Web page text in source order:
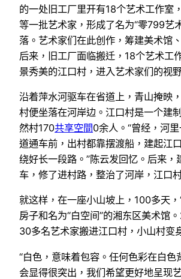
的一处旧工厂里开有18个艺术工作室
等一批艺术家，形成了名为“零799艺
落。艺术家们在此创作，筹建美术馆
后来，旧工厂面临搬迁，18个艺术工
景秀美的江口村，进入艺术家们的视
沿着萍水河驱车在省道上，青山掩映
村便坐落在河岸边。江口村是一个建
然村170共享空間0余人。“曾经，河
道通车前，出村都靠摆渡船，建起江
绕好长一段路。”陈云发回忆。后来，
车，修了进村路，整治了河岸，江口
就这样，在一座小山坡上，100多天，
房子和名为“白空间”的湘东区美术馆
30多名艺术家搬进江口村，小山村变
“白色，意味着包容。任何色彩在白色
会显得很突出，我们希望更好地呈现